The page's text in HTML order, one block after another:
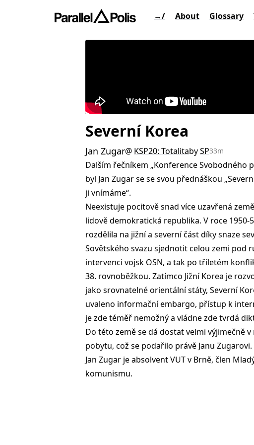
→/ About Glossary
Severní Korea
Jan Zugar@ KSP20: TotalitabySP33m
Dalším řečníkem „Konference Svobodného
byl Jan Zugar se se svou přednáškou
ji vnímáme“.
Neexistuje pocitově snad více uzavřená
lidově demokratická republika. V roce
rozdělila na jižní a severní část díky snaze
Sovětského svazu sjednotit celou zemi pod
intervenci vojsk OSN, a tak po tříletém
38. rovnoběžkou. Zatímco Jižní Korea je
jako srovnatelné orientální státy, Severní
uvaleno informační embargo, přístup k
je zde téměř nemožný a vládne zde tvrdá
Do této země se dá dostat velmi výjimečně
pobytu, což se podařilo právě Janu Zugarovi.
Jan Zugar je absolvent VUT v Brně, člen
komunismu.